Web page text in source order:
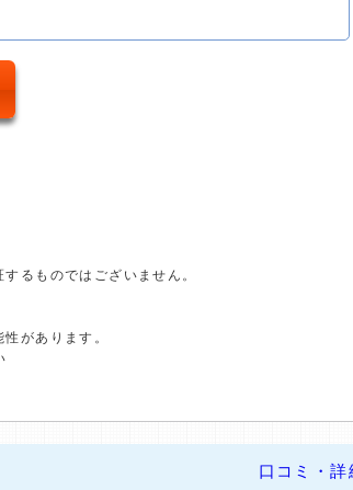
るものではございません。
があります。
口コミ・詳